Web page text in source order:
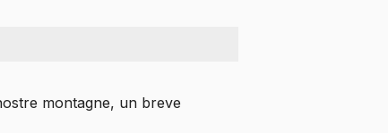
montagne, un breve